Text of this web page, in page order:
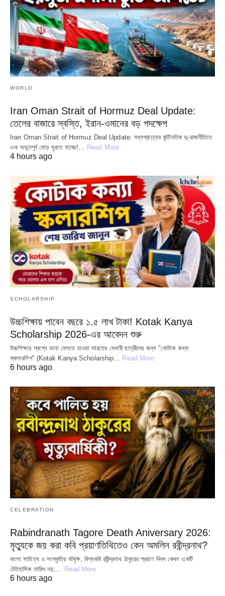
WORLD
Iran Oman Strait of Hormuz Deal Update:
তেলের বাজারে স্বস্তি, ইরান-ওমানের বড় পদক্ষেপ
Iran Oman Strait of Hormuz Deal Update: মধ্যপ্রাচ্যের কূটনৈতিক ভূ-রাজনীতিতে
এক অভূতপূর্ব মোড় ঘুরতে যাচ্ছে!… Read More
4 hours ago
SCHOLARSHIP
উচ্চশিক্ষায় পাবেন বছরে ১.৫ লাখ টাকা! Kotak Kanya
Scholarship 2026-এর আবেদন শুরু
উচ্চশিক্ষার স্বপ্নে ডানা মেলতে চাওয়া ভারতের মেধাবী ছাত্রীদের জন্য "কোটাক কন্যা
স্কলারশিপ" (Kotak Kanya Scholarship…
Read More
6 hours ago
CELEBRATION
Rabindranath Tagore Death Aniversary 2026:
মৃত্যুকে জয় করা কবি প্রয়াণতিথিতেও কেন অমলিন রবীন্দ্রনাথ?
বাংলা সাহিত্য ও সংস্কৃতির বটবৃক্ষ, বিশ্বকবি রবীন্দ্রনাথ ঠাকুরের প্রয়াণ দিবস কেবল একটি
ঐতিহাসিক তারিখ নয়;… Read More
6 hours ago